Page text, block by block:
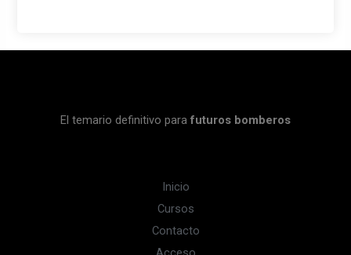
El temario definitivo para futuros bomberos
Inicio
Cursos
Contacto